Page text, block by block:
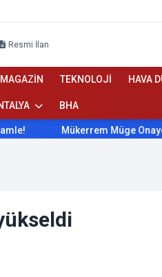
Resmi İlan
MAGAZİN TEKNOLOJİ HAVA
BHA
Mükerrem Müge